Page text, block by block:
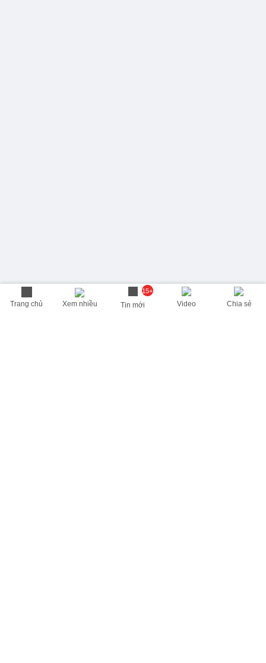
Trang chủ Xem nhiều
15+
Tin mới Video Chia sẻ